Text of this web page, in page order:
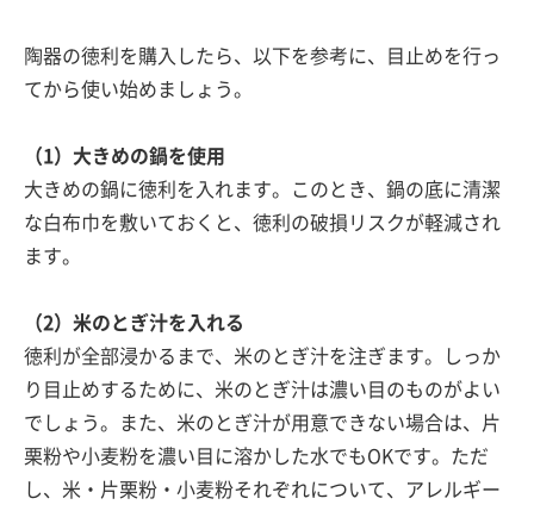
陶器の徳利を購入したら、以下を参考に、目止めを行っ
てから使い始めましょう。
（1）大きめの鍋を使用
大きめの鍋に徳利を入れます。このとき、鍋の底に清潔
な白布巾を敷いておくと、徳利の破損リスクが軽減され
ます。
（2）米のとぎ汁を入れる
徳利が全部浸かるまで、米のとぎ汁を注ぎます。しっか
り目止めするために、米のとぎ汁は濃い目のものがよい
でしょう。また、米のとぎ汁が用意できない場合は、片
栗粉や小麦粉を濃い目に溶かした水でもOKです。ただ
し、米・片栗粉・小麦粉それぞれについて、アレルギー